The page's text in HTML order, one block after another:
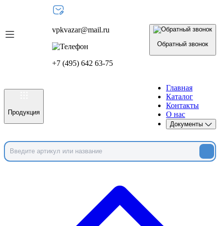
vpkvazar@mail.ru
+7 (495) 642 63-75
Обратный звонок
Продукция
Главная
Каталог
Контакты
О нас
Документы